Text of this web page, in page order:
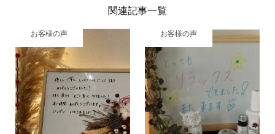
関連記事一覧
お客様の声 お客様の声